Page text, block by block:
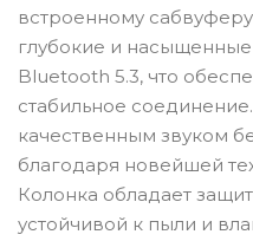
встроенному
глубокие и
Bluetooth 5.3, что
стабильное
качественным звуком
благодаря новейшей
Колонка обладает
устойчивой к пыли и